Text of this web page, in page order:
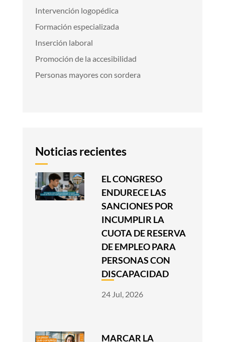
Intervención logopédica
Formación especializada
Inserción laboral
Promoción de la accesibilidad
Personas mayores con sordera
EL CONGRESO
ENDURECE LAS
SANCIONES POR
INCUMPLIR LA
CUOTA DE RESERVA
DE EMPLEO PARA
PERSONAS CON
DISCAPACIDAD
24 Jul, 2026
MARCAR LA
Noticias recientes